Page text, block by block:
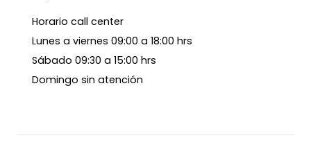
Horario call center
Lunes a viernes 09:00 a 18:00 hrs
Sábado 09:30 a 15:00 hrs
Domingo sin atención